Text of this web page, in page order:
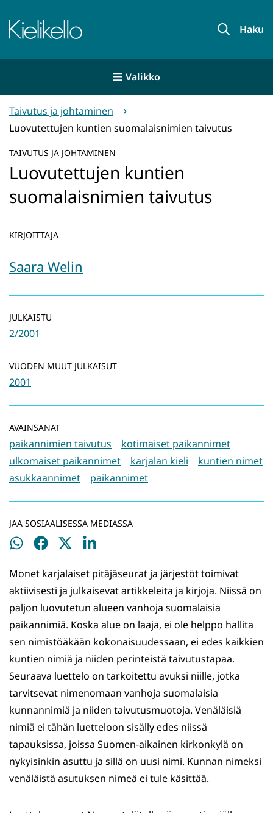
sisältöön
Etusivu Haku
Valikko
Taivutus ja johtaminen
Luovutettujen kuntien suomalaisnimien taivutus
TAIVUTUS JA JOHTAMINEN
Luovutettujen kuntien
suomalaisnimien taivutus
KIRJOITTAJA
Saara Welin
JULKAISTU
2/2001
VUODEN MUUT JULKAISUT
2001
AVAINSANAT
paikannimien taivutus
kotimaiset paikannimet
ulkomaiset paikannimet
karjalan kieli
kuntien nimet
asukkaannimet
paikannimet
JAA SOSIAALISESSA MEDIASSA
Jaa
Jaa
Jaa
Jaa
Monet karjalaiset pitäjäseurat ja järjestöt toimivat
aktiivisesti ja julkaisevat artikkeleita ja kirjoja. Niissä on
paljon luovutetun alueen vanhoja suomalaisia
paikannimiä. Koska alue on laaja, ei ole helppo hallita
sen nimistöäkään kokonaisuudessaan, ei edes kaikkien
kuntien nimiä ja niiden perinteistä taivutustapaa.
Seuraava luettelo on tarkoitettu avuksi niille, jotka
tarvitsevat nimenomaan vanhoja suomalaisia
kunnannimiä ja niiden taivutusmuotoja. Venäläisiä
nimiä ei tähän luetteloon sisälly edes niissä
tapauksissa, joissa Suomen-aikainen kirkonkylä on
nykyisinkin asuttu ja sillä on uusi nimi. Kunnan nimeksi
venäläistä asutuksen nimeä ei tule käsittää.